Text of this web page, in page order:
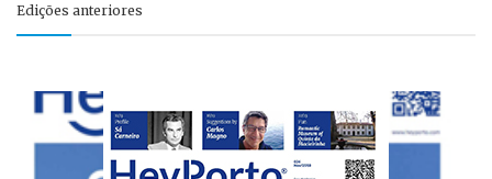
Edições anteriores